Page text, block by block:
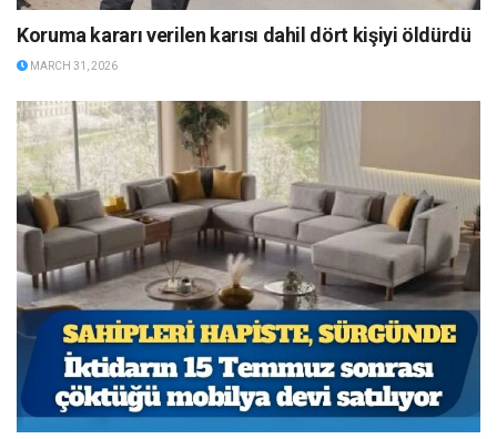
Koruma kararı verilen karısı dahil dört kişiyi öldürdü
MARCH 31, 2026